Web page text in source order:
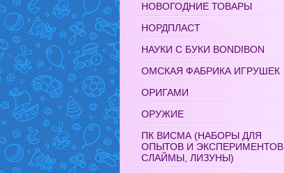
НОВОГОДНИЕ ТОВАРЫ
НОРДПЛАСТ
НАУКИ С БУКИ BONDIBON
ОМСКАЯ ФАБРИКА ИГРУШЕК
ОРИГАМИ
ОРУЖИЕ
ПК ВИСМА (НАБОРЫ ДЛЯ
ОПЫТОВ И ЭКСПЕРИМЕНТОВ,
СЛАЙМЫ, ЛИЗУНЫ)